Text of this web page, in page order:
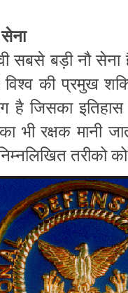
सबसे बड़ी नौ
की प्रमुख
है जिसका
भी रक्षक मानी
तरीको